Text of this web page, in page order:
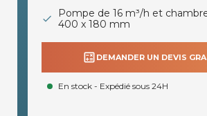
Pompe de 16 m³/h et
400 x 180 mm
calculate DEMANDER UN DEVIS
En stock - Expédié sous 24H